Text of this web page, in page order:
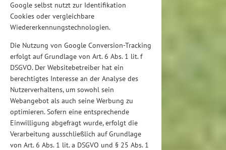
Google selbst nutzt zur Identifikation
Cookies oder vergleichbare
Wiedererkennungstechnologien.
Die Nutzung von Google Conversion-Tracking
erfolgt auf Grundlage von Art. 6 Abs. 1 lit. f
DSGVO. Der Websitebetreiber hat ein
berechtigtes Interesse an der Analyse des
Nutzerverhaltens, um sowohl sein
Webangebot als auch seine Werbung zu
optimieren. Sofern eine entsprechende
Einwilligung abgefragt wurde, erfolgt die
Verarbeitung ausschließlich auf Grundlage
von Art. 6 Abs. 1 lit. a DSGVO und § 25 Abs. 1